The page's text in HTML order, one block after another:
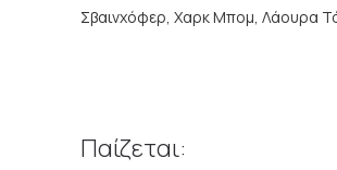
Σβαινχόφερ, Χαρκ Μπομ, Λάουρα
Παίζεται: